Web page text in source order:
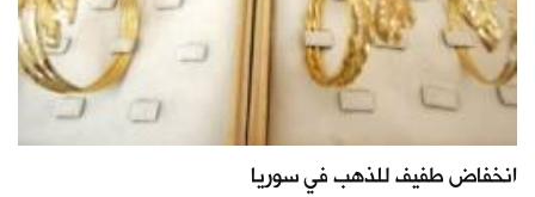
انخفاض طفيف للذهب في سوريا